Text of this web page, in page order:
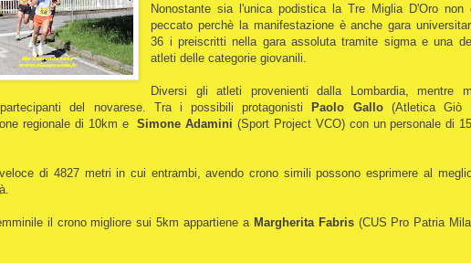
Nonostante sia l'unica podistica la Tre Miglia D'Oro non
peccato perchè la manifestazione è anche gara
36 i preiscritti nella gara assoluta tramite sigma e una
atleti delle categorie giovanili.
Diversi gli atleti provenienti dalla Lombardia, mentre
del novarese. Tra i possibili protagonisti
Paolo Gallo(Atletica Giò
regionale di 10km e Simone Adamini (Sport Project VCO) con un personale di
di 4827 metri in cui entrambi, avendo crono simili possono esprimere al
il crono migliore sui 5km appartiene a Margherita Fabris(CUS Pro Patria